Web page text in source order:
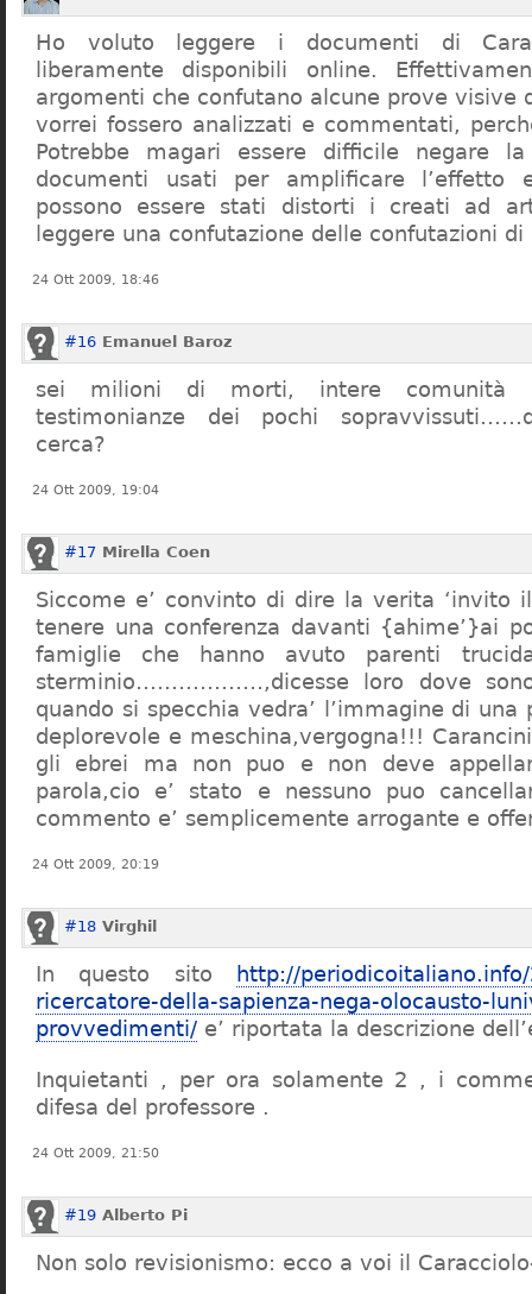
Ho voluto leggere i documenti di
liberamente disponibili online.
argomenti che confutano alcune prove visive
vorrei fossero analizzati e commentati,
Potrebbe magari essere difficile negare
documenti usati per amplificare l’effetto
possono essere stati distorti i creati ad
leggere una confutazione delle confutazioni di
24 Ott 2009, 18:46
#16 Emanuel Baroz
sei milioni di morti, intere comunità
testimonianze dei pochi
cerca?
24 Ott 2009, 19:04
#17 Mirella Coen
Siccome e’ convinto di dire la verita ‘invito
tenere una conferenza davanti {ahime’}ai
famiglie che hanno avuto parenti
sterminio………………,dicesse loro dove
quando si specchia vedra’ l’immagine di una
deplorevole e meschina,vergogna!!!
gli ebrei ma non puo e non deve
parola,cio e’ stato e nessuno puo
commento e’ semplicemente arrogante e
24 Ott 2009, 20:19
#18 Virghil
In questo sito
http://
ricercatore-della-sapienza-nega-olocausto-
provvedimenti/ e’ riportata la descrizione
Inquietanti , per ora solamente 2 , i
difesa del professore .
24 Ott 2009, 21:50
#19 Alberto Pi
Non solo revisionismo: ecco a voi il